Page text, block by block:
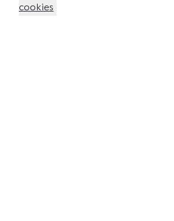
cookies